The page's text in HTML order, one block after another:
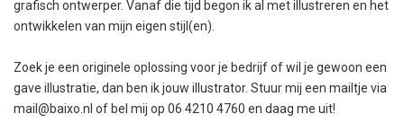
grafisch ontwerper. Vanaf die tijd begon ik al met illustreren en het
ontwikkelen van mijn eigen stijl(en).
Zoek je een originele oplossing voor je bedrijf of wil je gewoon een
gave illustratie, dan ben ik jouw illustrator. Stuur mij een mailtje via
mail@baixo.nl of bel mij op 06 4210 4760 en daag me uit!